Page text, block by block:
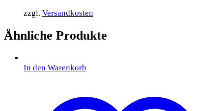
zzgl. Versandkosten
Ähnliche Produkte
In den Warenkorb